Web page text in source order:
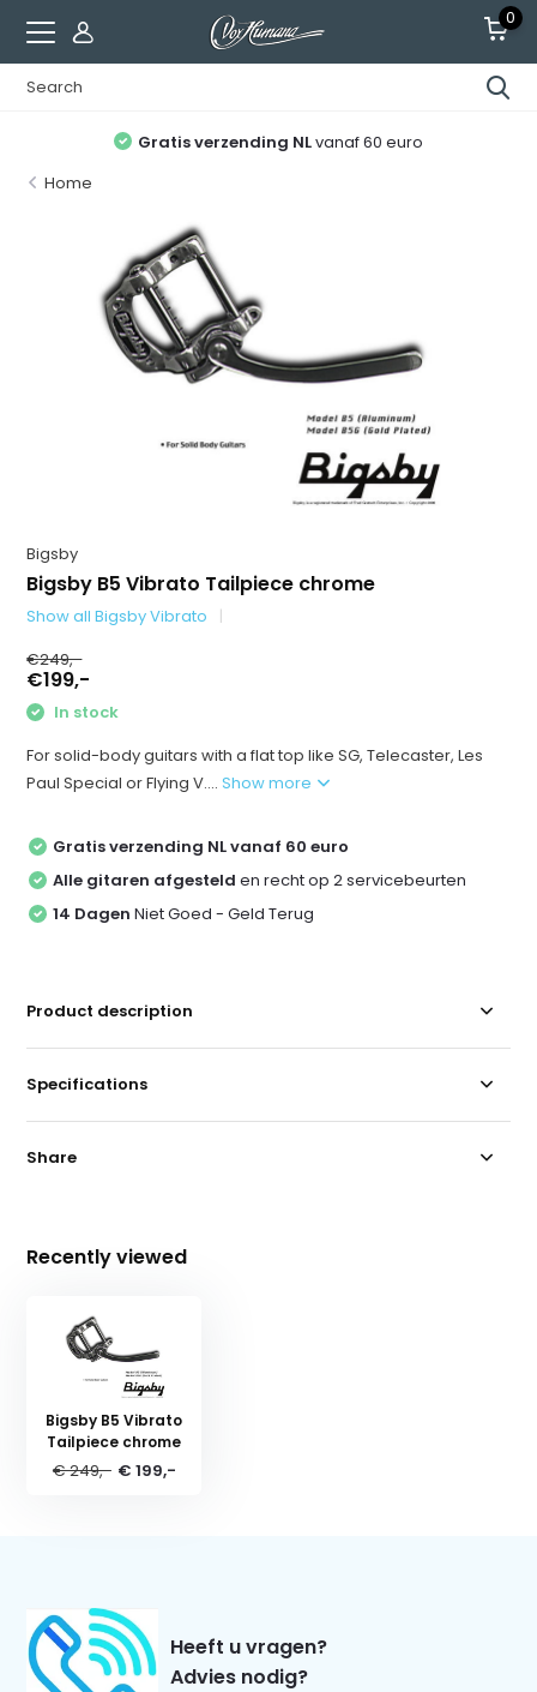
0
Gratis verzending NLvanaf 60 euro
Home
Bigsby
Bigsby B5 Vibrato Tailpiece chrome
Show all Bigsby Vibrato
€249,-
€199,-
In stock
For solid-body guitars with a flat top like SG, Telecaster, Les
Paul Special or Flying V....Show more
Gratis verzending NL vanaf 60 euro
Alle gitaren afgesteld en recht op 2 servicebeurten
14 Dagen Niet Goed - Geld Terug
Product description
Specifications
Share
Recently viewed
Bigsby B5 Vibrato
Tailpiece chrome
€ 249,- € 199,-
Heeft u vragen?
Advies nodig?